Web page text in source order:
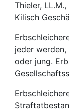
Thieler,
Kilisch
jeder
oder jung.